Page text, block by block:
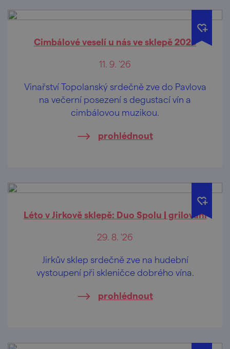
Cimbálové veselí u nás ve sklepě 2026
11. 9. '26
Vinařství Topolanský srdečně zve do Pavlova
na večerní posezení s degustací vín a
cimbálovou muzikou.
prohlédnout
Léto v Jirkově sklepě: Duo Spolu | grilování
29. 8. '26
Jirkův sklep srdečně zve na hudební
vystoupení při skleničce dobrého vína.
prohlédnout